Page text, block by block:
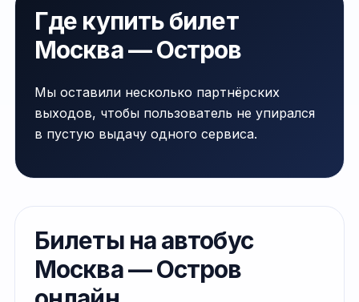
Где купить билет
Москва — Остров
Мы оставили несколько партнёрских
выходов, чтобы пользователь не упирался
в пустую выдачу одного сервиса.
Билеты на автобус
Москва — Остров